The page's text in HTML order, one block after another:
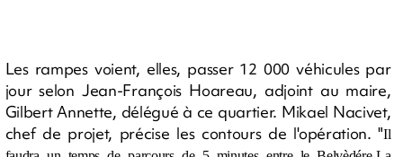
Les rampes voient, elles, passer 12 000 véhicules par
jour selon Jean-François Hoareau, adjoint au maire,
Gilbert Annette, délégué à ce quartier. Mikael Nacivet,
chef de projet, précise les contours de l'opération. "Il